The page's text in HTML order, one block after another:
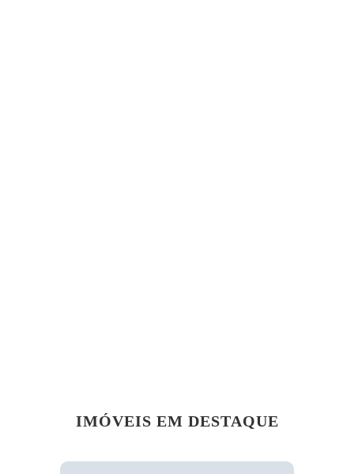
IMÓVEIS EM DESTAQUE